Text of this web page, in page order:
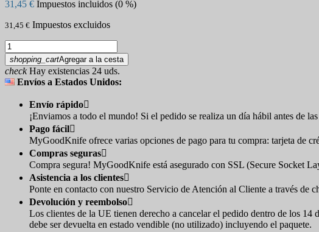
31,45 € Impuestos incluidos (0 %)
31,45 € Impuestos excluidos
shopping_cartAgregar a la cesta
checkHay existencias 24 uds.
Envíos a Estados Unidos:
Envío rápido
¡Enviamos a todo el mundo! Si el pedido se realiza un día hábil antes de
Pago fácil
MyGoodKnife ofrece varias opciones de pago para tu compra: tarjeta de
Compras seguras
Compra segura! MyGoodKnife está asegurado con SSL (Secure Socket
Asistencia a los clientes
Ponte en contacto con nuestro Servicio de Atención al Cliente a través de
Devolución y reembolso
Los clientes de la UE tienen derecho a cancelar el pedido dentro de los
debe ser devuelta en estado vendible (no utilizado) incluyendo el paquete.